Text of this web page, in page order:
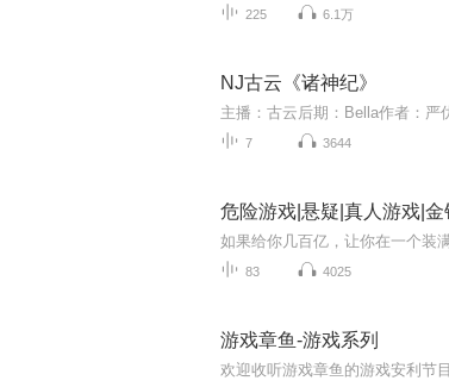
225 6.1万
NJ古云《诸神纪》
7 3644
危险游戏|悬疑|真人游戏|
83 4025
游戏章鱼-游戏系列
欢迎收听游戏章鱼的游戏安利节